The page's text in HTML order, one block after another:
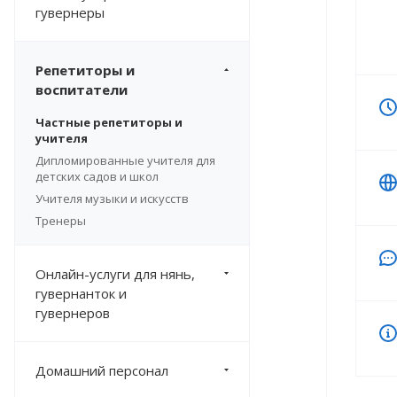
гувернеры
Репетиторы и
воспитатели
Частные репетиторы и
учителя
Дипломированные учителя для
детских садов и школ
Учителя музыки и искусств
Тренеры
Онлайн-услуги для нянь,
гувернанток и
гувернеров
Домашний персонал